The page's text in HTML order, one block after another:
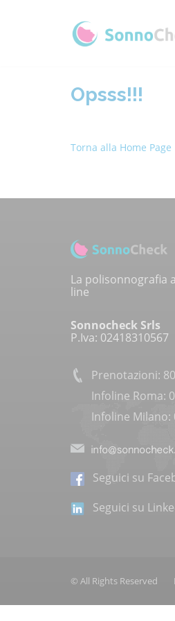
Opsss!!!
Torna alla Home Page
La polisonnografia
line
Sonnocheck Srls
P.Iva: 02418310567
Prenotazioni:
Infoline Roma:
Infoline Milano:
Seguici su
Seguici su
© All Rights Reserved